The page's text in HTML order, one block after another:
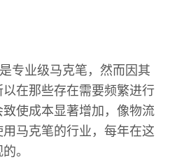
专业级马克笔，然而因其
在那些存在需要频繁进行
使成本显著增加，像物流
马克笔的行业，每年在这
。